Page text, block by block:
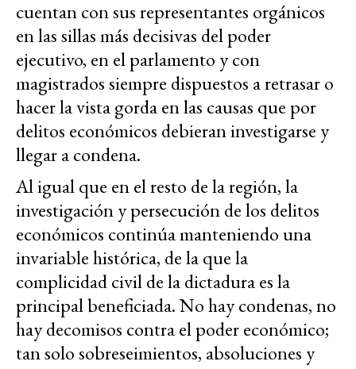
cuentan con sus representantes orgánicos
en las sillas más decisivas del poder
ejecutivo, en el parlamento y con
magistrados siempre dispuestos a retrasar o
hacer la vista gorda en las causas que por
delitos económicos debieran investigarse y
llegar a condena.
Al igual que en el resto de la región, la
investigación y persecución de los delitos
económicos continúa manteniendo una
invariable histórica, de la que la
complicidad civil de la dictadura es la
principal beneficiada. No hay condenas, no
hay decomisos contra el poder económico;
tan solo sobreseimientos, absoluciones y